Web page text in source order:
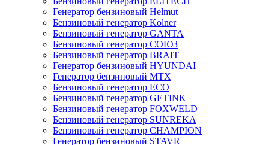
Генератор бензиновый Helmut
Бензиновый генератор Kolner
Бензиновый генератор GANTA
Бензиновый генератор СОЮЗ
Бензиновый генератор BRAIT
Генератор бензиновый HYUNDAI
Генератор бензиновый MTX
Бензиновый генератор ECO
Бензиновый генератор GETINK
Бензиновый генератор FOXWELD
Бензиновый генератор SUNREKA
Бензиновый генератор CHAMPION
Генератор бензиновый STAVR